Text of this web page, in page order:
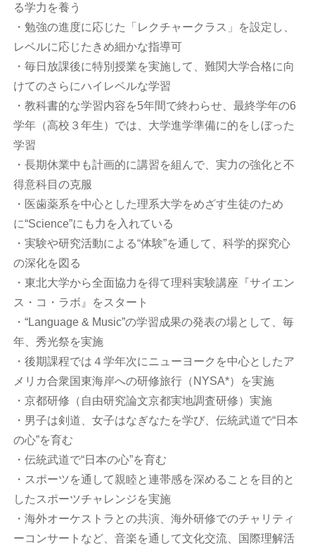
る学力を養う
・勉強の進度に応じた「レクチャークラス」を設定し、
レベルに応じたきめ細かな指導可
・毎日放課後に特別授業を実施して、難関大学合格に向
けてのさらにハイレベルな学習
・教科書的な学習内容を5年間で終わらせ、最終学年の6
学年（高校３年生）では、大学進学準備に的をしぼった
学習
・長期休業中も計画的に講習を組んで、実力の強化と不
得意科目の克服
・医歯薬系を中心とした理系大学をめざす生徒のため
に“Science”にも力を入れている
・実験や研究活動による“体験”を通して、科学的探究心
の深化を図る
・東北大学から全面協力を得て理科実験講座『サイエン
ス・コ・ラボ』をスタート
・“Language & Music”の学習成果の発表の場として、毎
年、秀光祭を実施
・後期課程では４学年次にニューヨークを中心としたア
メリカ合衆国東海岸への研修旅行（NYSA*）を実施
・京都研修（自由研究論文京都実地調査研修）実施
・男子は剣道、女子はなぎなたを学び、伝統武道で“日本
の心”を育む
・伝統武道で“日本の心”を育む
・スポーツを通して親睦と連帯感を深めることを目的と
したスポーツチャレンジを実施
・海外オーケストラとの共演、海外研修でのチャリティ
ーコンサートなど、音楽を通して文化交流、国際理解活